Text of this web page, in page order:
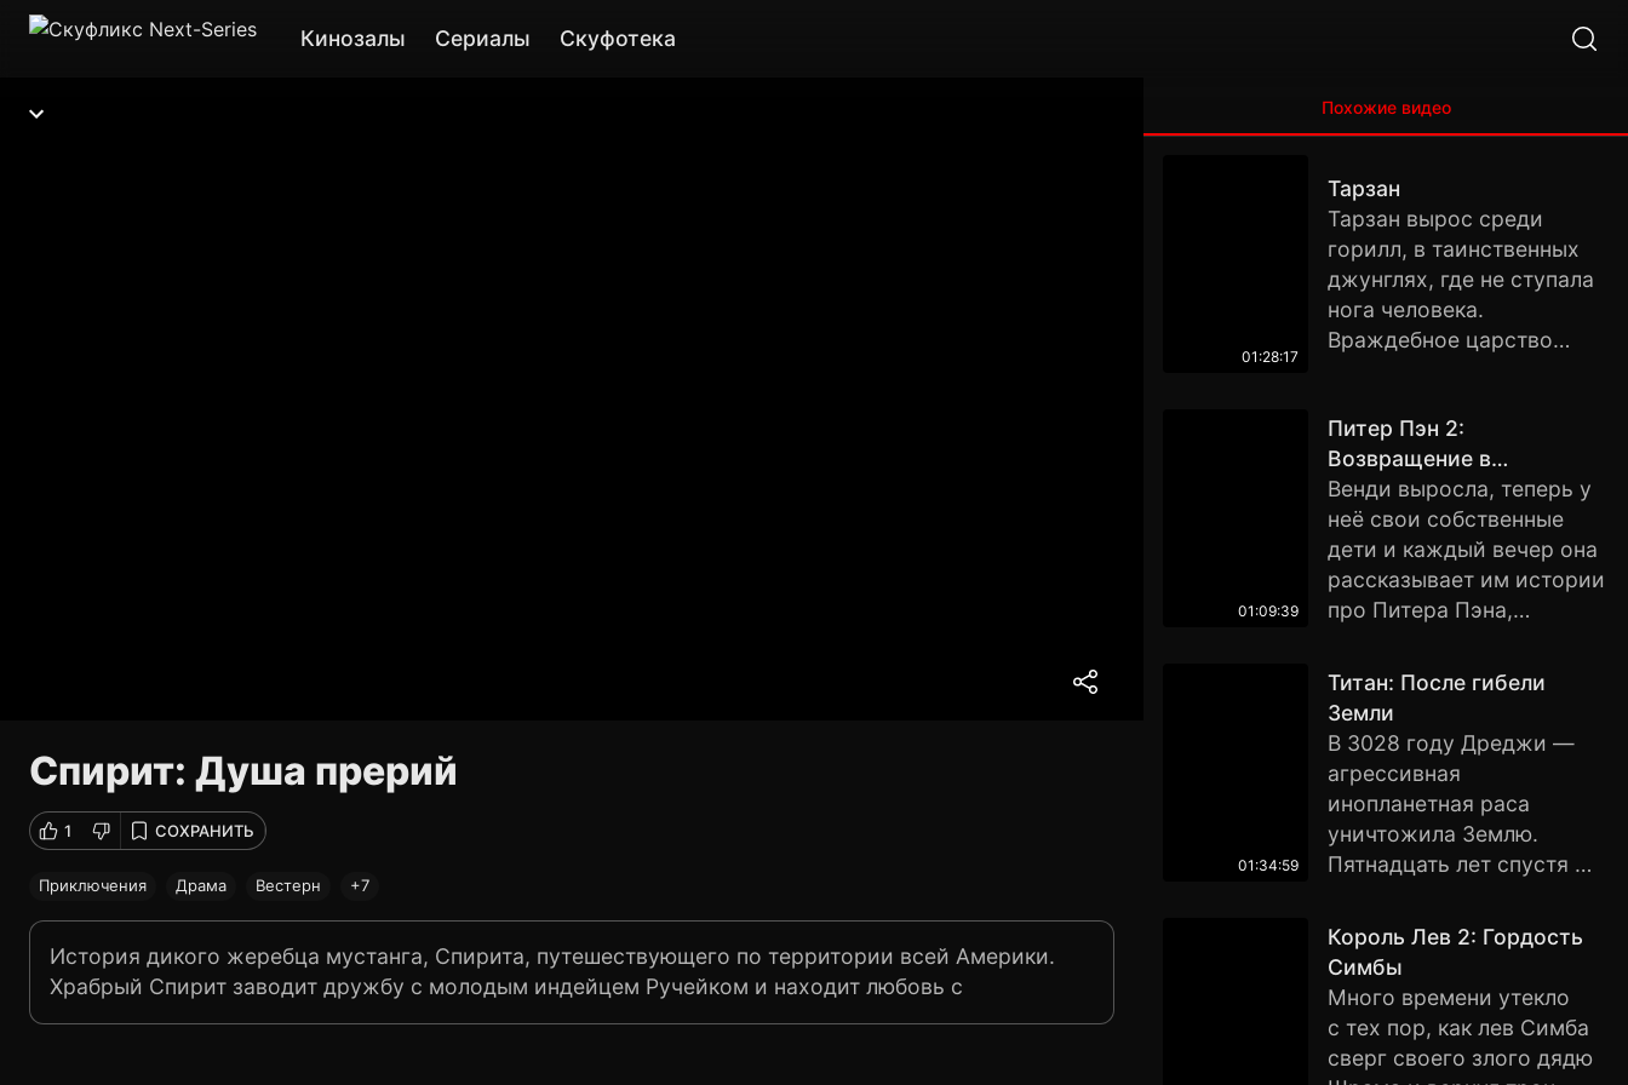
Кинозалы Сериалы Скуфотека
Спирит: Душа прерий
1 СОХРАНИТЬ
Приключения Драма Вестерн +7
История дикого жеребца мустанга, Спирита, путешествующего по территории всей Америки.
Храбрый Спирит заводит дружбу с молодым индейцем Ручейком и находит любовь с
Похожие видео
01:28:17
Тарзан
Тарзан вырос среди
горилл, в таинственных
джунглях, где не ступала
нога человека.
Враждебное царство
хрупкого мальчика.
Вскоре на глазах у всех
слабый малыш
превратился в храброго
юношу и стал быстрее
пантеры, сильнее тигра,
зорче орла. Но когда
настоящим королем
джунглей, происходит
неожиданная встреча,
которая полностью
меняет его жизнь…
01:09:39
Питер Пэн 2:
Возвращение в
Нетландию
Венди выросла, теперь у
неё свои собственные
дети и каждый вечер она
рассказывает им истории
про Питера Пэна,
становиться взрослым.
Упрямая 12-летняя дочь
Венди, Джейн, не имеет
ни малейшего желания
слушать всю эту
ерунду.Именно поэтому
Капитан Крюк использует
девочку в качестве
против своего главного
врага. Питер Пэн, Тинкер
Белл и Потерянные
Мальчики прибывают к
ней на помощь; однако,
01:34:59
Титан: После гибели
Земли
В 3028 году Дреджи —
агрессивная
инопланетная раса
уничтожила Землю.
Пятнадцать лет спустя —
владеет генетически
запрограммированной
картой на Титан —
космический супер-
корабль, в котором
заключен секрет спасения
Король Лев 2: Гордость
Симбы
Много времени утекло
с тех пор, как лев Симба
сверг своего злого дядю